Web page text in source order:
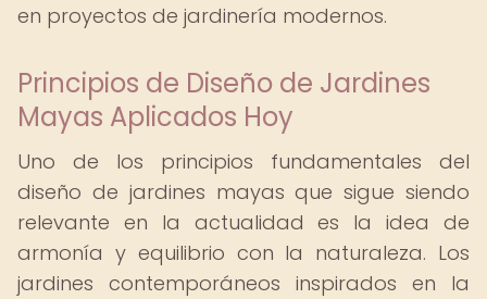
en proyectos de jardinería modernos.
Principios de Diseño de Jardines
Mayas Aplicados Hoy
Uno de los principios fundamentales del
diseño de jardines mayas que sigue siendo
relevante en la actualidad es la idea de
armonía y equilibrio con la naturaleza. Los
jardines contemporáneos inspirados en la